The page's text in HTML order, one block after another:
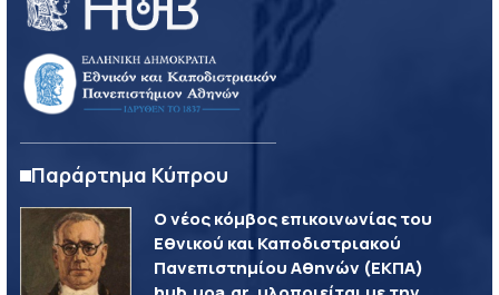
Παράρτημα Κύπρου
Ο νέος κόμβος επικοινωνίας του
Εθνικού και Καποδιστριακού
Πανεπιστημίου Αθηνών (ΕΚΠΑ)